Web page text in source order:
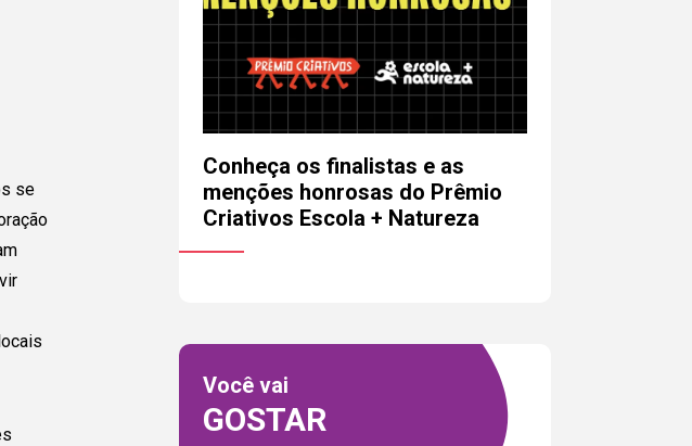
se
Conheça os finalistas e as
menções honrosas do Prêmio
Criativos Escola + Natureza
Você vai
GOSTAR
de minhas informações para a pessoa responsável pela
projeto e compreendo que o Criativos não possui responsabilidade
em quaisquer trocas que possam ocorrer a partir desse contato.
Enviar